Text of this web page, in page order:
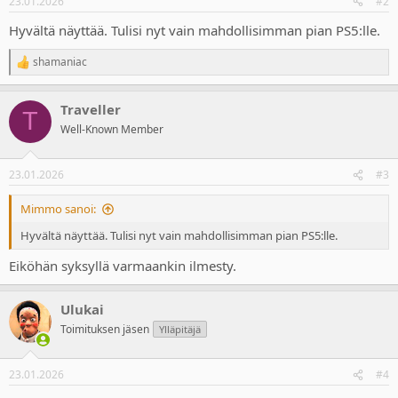
s
Hyvältä näyttää. Tulisi nyt vain mahdollisimman pian PS5:lle.
R
e
c
i
s
:
shamaniac
T Traveller
Well-Known Member
23.01.2026 #3
Mimmo sanoi:
Hyvältä näyttää. Tulisi nyt vain mahdollisimman pian PS5:lle.
Eiköhän syksyllä varmaankin ilmesty.
Ulukai
Toimituksen jäsen Ylläpitäjä
23.01.2026 #4